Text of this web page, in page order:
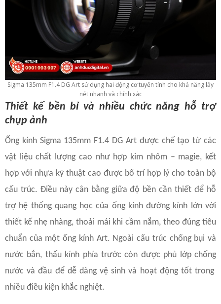
Sigma 135mm F1.4 DG Art sử dụng hai động cơ tuyến tính cho khả năng lấy
nét nhanh và chính xác
Thiết kế bền bỉ và nhiều chức năng hỗ trợ
chụp ảnh
Ống kính Sigma 135mm F1.4 DG Art được chế tạo từ các
vật liệu chất lượng cao như hợp kim nhôm – magie, kết
hợp với nhựa kỹ thuật cao được bố trí hợp lý cho toàn bộ
cấu trúc. Điều này cân bằng giữa độ bền cần thiết để hỗ
trợ hệ thống quang học của ống kính đường kính lớn với
thiết kế nhẹ nhàng, thoải mái khi cầm nắm, theo đúng tiêu
chuẩn của một ống kính Art. Ngoài cấu trúc chống bụi và
nước bắn, thấu kính phía trước còn được phủ lớp chống
nước và đầu để dễ dàng vệ sinh và hoạt động tốt trong
nhiều điều kiện khắc nghiệt.